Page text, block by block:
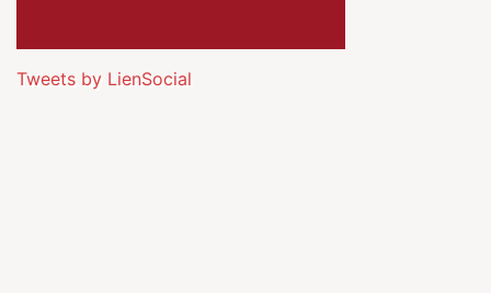
Tweets by LienSocial